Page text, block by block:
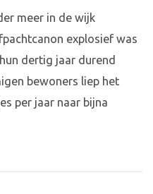
meer in de wijk
explosief was
dertig jaar durend
bewoners liep het
per jaar naar bijna